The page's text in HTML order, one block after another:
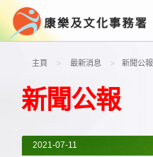
主頁 最新消息 新聞公報
新聞公報
2021-07-11